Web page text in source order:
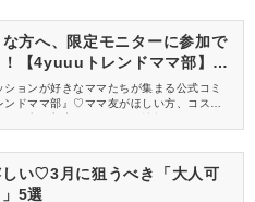
方へ、限定モニターに参加で
【4yuuuトレンドママ部】部
ョンが好きなママたちが集まる公式コミ
ドママ部』♡ママ友がほしい方、コスメサ
しています！
い♡3月に狙うべき「大人可
5選